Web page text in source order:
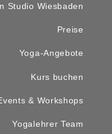
Studio Wiesbaden
Preise
Yoga-Angebote
Kurs buchen
& Workshops
Yogalehrer Team